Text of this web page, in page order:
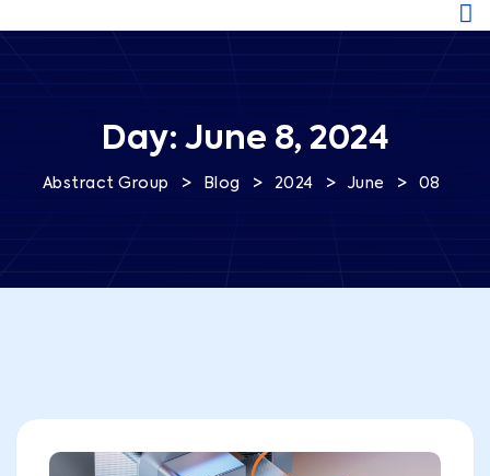
Day: June 8, 2024
Abstract Group > Blog > 2024 > June > 08